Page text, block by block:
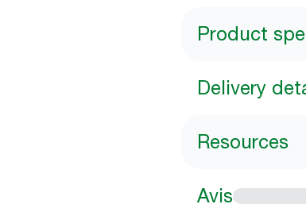
Product
Delivery
Resources
Avis